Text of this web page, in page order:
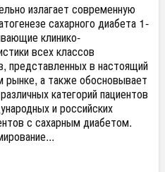
излагает современную
сахарного диабета 1-
клинико-
всех классов
представленных в настоящий
а также обосновывает
категорий пациентов
и российских
с сахарным диабетом.